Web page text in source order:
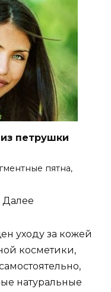
петрушки
пятна,
Далее
уходу за кожей
косметики,
натуральные